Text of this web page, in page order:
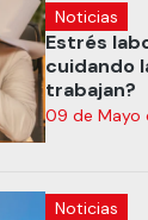
Noticias
Estrés
cuidando
trabajan?
09 de Mayo
Noticias